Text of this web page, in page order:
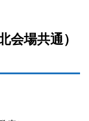
会場共通）